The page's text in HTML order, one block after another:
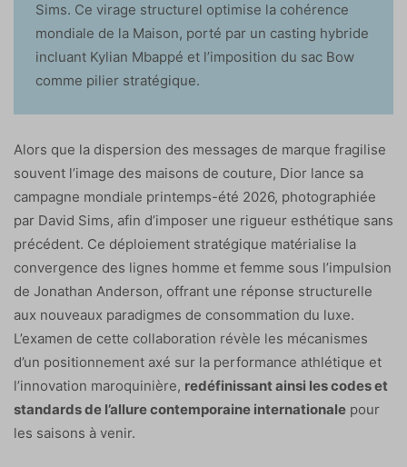
Sims. Ce virage structurel optimise la cohérence
mondiale de la Maison, porté par un casting hybride
incluant Kylian Mbappé et l’imposition du sac Bow
comme pilier stratégique.
Alors que la dispersion des messages de marque fragilise
souvent l’image des maisons de couture, Dior lance sa
campagne mondiale printemps-été 2026, photographiée
par David Sims, afin d’imposer une rigueur esthétique sans
précédent. Ce déploiement stratégique matérialise la
convergence des lignes homme et femme sous l’impulsion
de Jonathan Anderson, offrant une réponse structurelle
aux nouveaux paradigmes de consommation du luxe.
L’examen de cette collaboration révèle les mécanismes
d’un positionnement axé sur la performance athlétique et
l’innovation maroquinière, redéfinissant ainsi les codes et
standards de l’allure contemporaine internationale pour
les saisons à venir.